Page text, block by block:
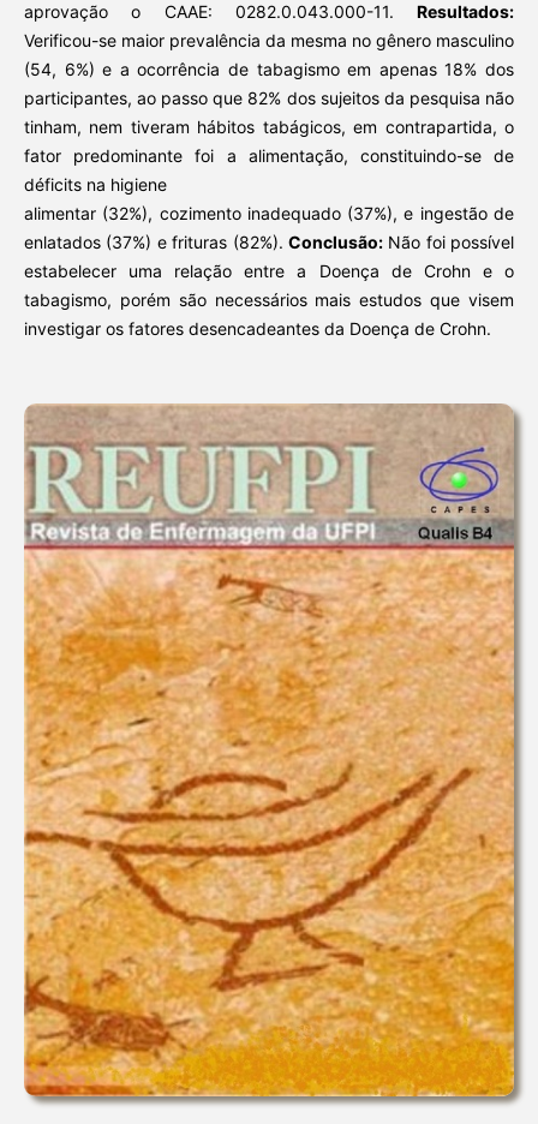
aprovação o CAAE: 0282.0.043.000-11.Resultados:
Verificou-se maior prevalência da mesma no gênero masculino
(54, 6%) e a ocorrência de tabagismo em apenas 18% dos
participantes, ao passo que 82% dos sujeitos da pesquisa não
tinham, nem tiveram hábitos tabágicos, em contrapartida, o
fator predominante foi a alimentação, constituindo-se de
déficits na higiene
alimentar (32%), cozimento inadequado (37%), e ingestão de
enlatados (37%) e frituras (82%). Conclusão:Não foi possível
estabelecer uma relação entre a Doença de Crohn e o
tabagismo, porém são necessários mais estudos que visem
investigar os fatores desencadeantes da Doença de Crohn.